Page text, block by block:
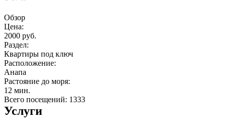
Обзор
Цена:
2000 руб.
Раздел:
Квартиры под ключ
Расположение:
Анапа
Растояние до моря:
12 мин.
Всего посещений: 1333
Услуги